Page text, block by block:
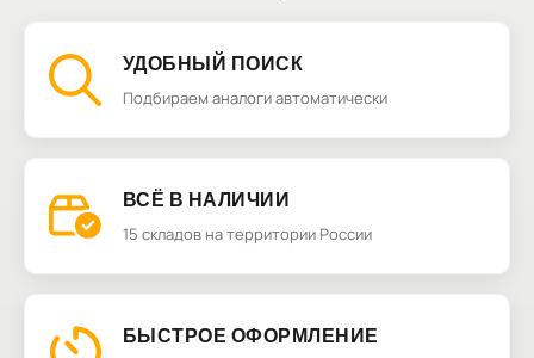
УДОБНЫЙ ПОИСК
Подбираем аналоги автоматически
ВСЁ В НАЛИЧИИ
15 складов на территории России
БЫСТРОЕ ОФОРМЛЕНИЕ